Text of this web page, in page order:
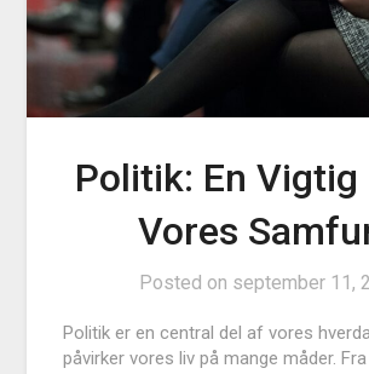
Politik: En Vigtig
Vores
Posted on september 11,
Politik er en central del af vores
påvirker vores liv på mange måder.